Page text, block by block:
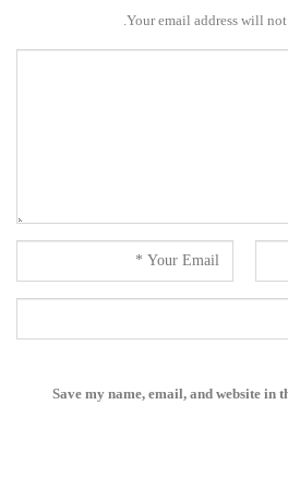
Your email address will not
Save my name, email, and website in